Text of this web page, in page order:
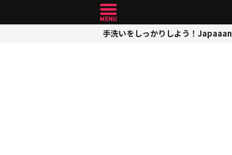
手洗いをしっかりしよう！Japaaan